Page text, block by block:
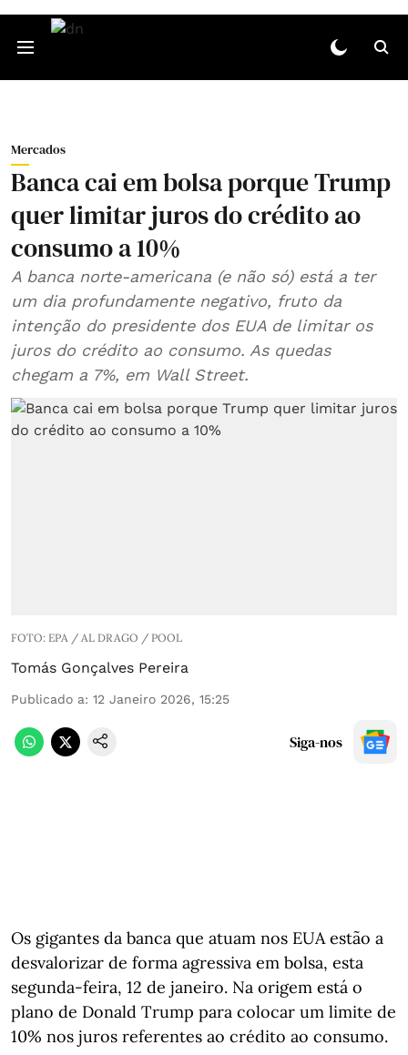
Mercados
Banca cai em bolsa porque Trump
quer limitar juros do crédito ao
consumo a 10%
A banca norte-americana (e não só) está a ter
um dia profundamente negativo, fruto da
intenção do presidente dos EUA de limitar os
juros do crédito ao consumo. As quedas
chegam a 7%, em Wall Street.
FOTO: EPA / AL DRAGO / POOL
Tomás Gonçalves Pereira
Publicado a: 12 Janeiro 2026, 15:25
Siga-nos
Os gigantes da banca que atuam nos EUA estão a
desvalorizar de forma agressiva em bolsa, esta
segunda-feira, 12 de janeiro. Na origem está o
plano de Donald Trump para colocar um limite de
10% nos juros referentes ao crédito ao consumo.